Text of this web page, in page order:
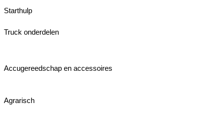
Starthulp
Truck onderdelen
Accugereedschap en accessoires
Agrarisch